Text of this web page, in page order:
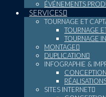
ÉVÉNEMENTS
SERVICES
TOURNAGE ET
TOURNAGE
TOURNAGE
MONTAGE
DUPLICATION
INFOGRAPHIE &
SITES INTERNET